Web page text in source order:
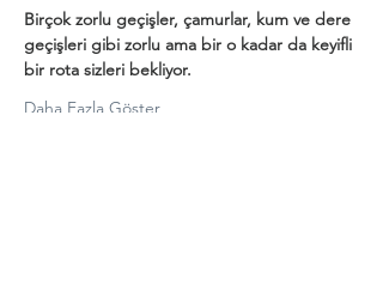
Birçok zorlu geçişler, çamurlar, kum ve dere
geçişleri gibi zorlu ama bir o kadar da keyifli
bir rota sizleri bekliyor.
Daha Fazla Göster